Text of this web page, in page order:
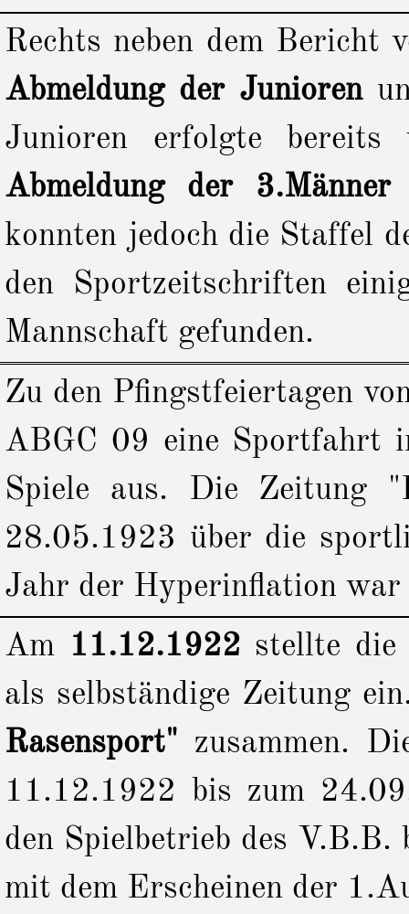
Rechts neben dem Bericht
Abmeldung der Junioren
Junioren erfolgte
Abmeldung der 3.Männer
konnten jedoch die Staffel
den Sportzeitschriften
Mannschaft gefunden.
Zu den Pfingstfeiertagen
ABGC 09 eine Sportfahrt
Spiele aus. Die Zeitung
28.05.1923 über die
Jahr der Hyperinflation war
Am 11.12.1922 stellte
als selbständige Zeitung
Rasensport" zusammen.
11.12.1922 bis zum
den Spielbetrieb des
mit dem Erscheinen der